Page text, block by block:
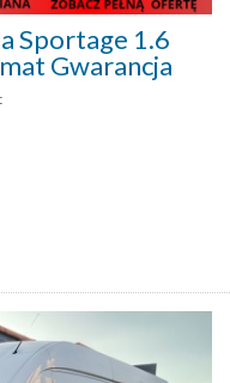
Sportage 1.6
Gwarancja